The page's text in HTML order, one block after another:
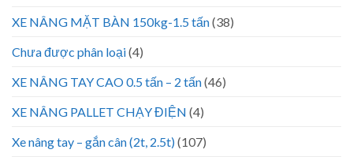
XE NÂNG MẶT BÀN 150kg-1.5 tấn(38)
Chưa được phân loại(4)
XE NÂNG TAY CAO 0.5 tấn – 2 tấn(46)
XE NÂNG PALLET CHẠY ĐIỆN (4)
Xe nâng tay – gắn cân (2t, 2.5t)(107)